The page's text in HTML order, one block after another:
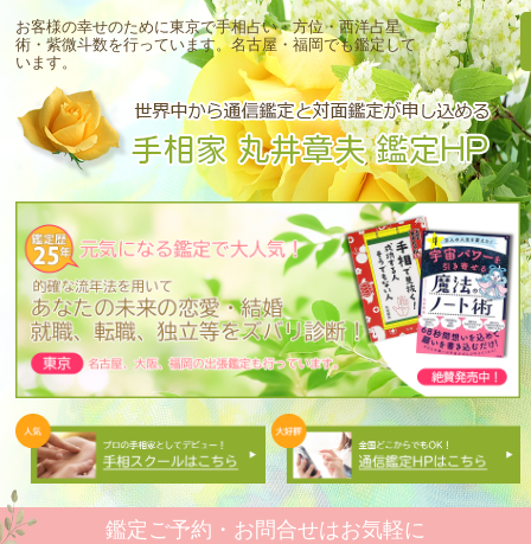
お客様の幸せのために東京で手相占い・方位・西洋占星
術・紫微斗数を行っています。名古屋・福岡でも鑑定して
います。
鑑定ご予約・お問合せはお気軽に